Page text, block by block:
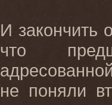
И закончить
что
не поняли